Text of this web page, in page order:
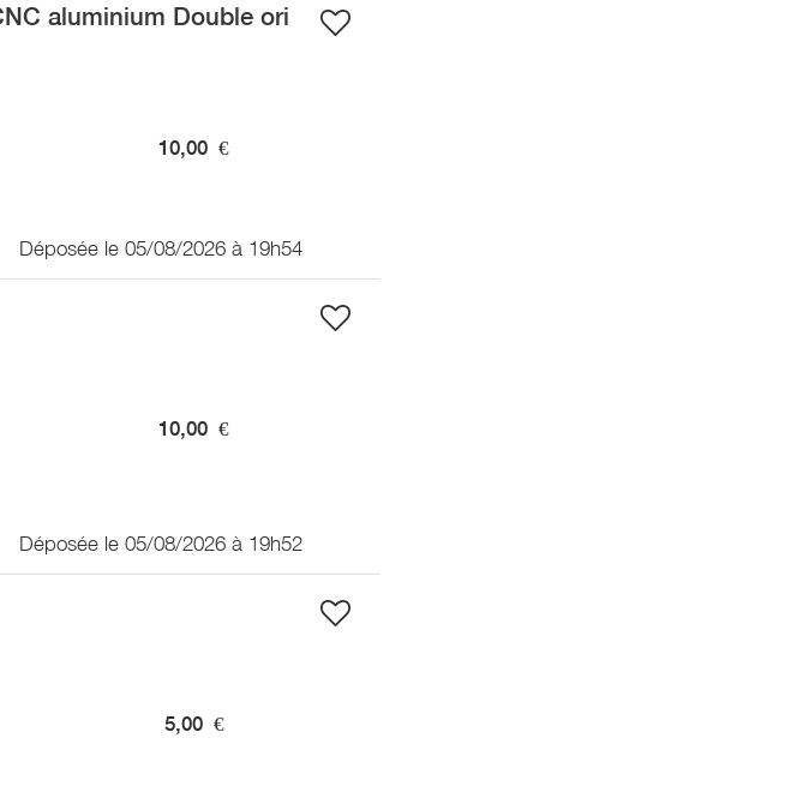
aluminium Double ori
10,00 €
Déposée le 05/08/2026 à 19h54
10,00 €
Déposée le 05/08/2026 à 19h52
5,00 €